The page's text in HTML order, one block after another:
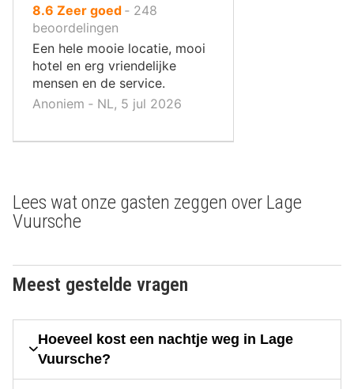
8.6 uit
10
,
Zeer goed ‐ 248
beoordelingen
Een hele mooie locatie, mooi
hotel en erg vriendelijke
mensen en de service.
Anoniem ‐ NL, 5 jul 2026
Lees wat onze gasten zeggen over Lage
Vuursche
Meest gestelde vragen
Hoeveel kost een nachtje weg in Lage
Vuursche?